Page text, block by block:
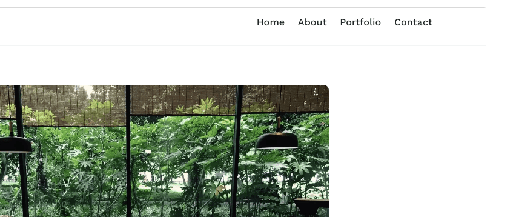
སྔོན་ལྟ། ཕབ་ལེན།
WordPress version
PHP version
Theme homepage